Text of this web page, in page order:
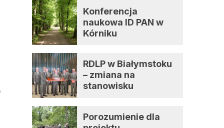
autorem
Konferencja
naukowa ID PAN w
Kórniku
RDLP w Białymstoku
– zmiana na
stanowisku
Porozumienie dla